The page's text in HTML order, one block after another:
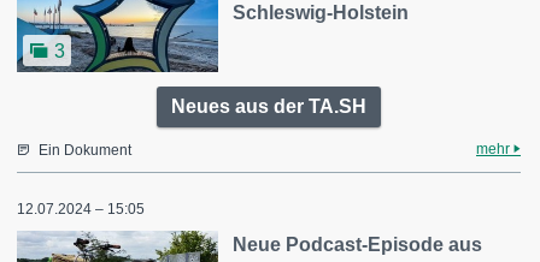
3
Schleswig-Holstein
Neues aus der TA.SH
Ein Dokument mehr
12.07.2024 – 15:05
Neue Podcast-Episode aus